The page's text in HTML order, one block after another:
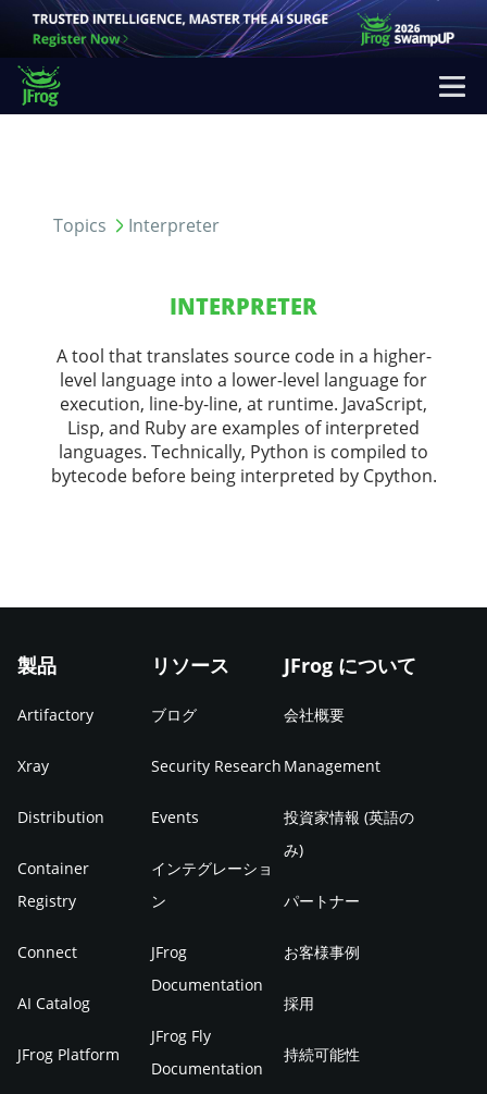
Topics Interpreter
INTERPRETER
A tool that translates source code in a higher-
level language into a lower-level language for
execution, line-by-line, at runtime. JavaScript,
Lisp, and Ruby are examples of interpreted
languages. Technically, Python is compiled to
bytecode before being interpreted by Cpython.
製品
Artifactory
Xray
Distribution
Container
Registry
Connect
AI Catalog
JFrog Platform
リソース
ブログ
Security Research
Events
インテグレーショ
ン
JFrog
Documentation
JFrog Fly
Documentation
JFrog について
会社概要
Management
投資家情報 (英語の
み)
パートナー
お客様事例
採用
持続可能性